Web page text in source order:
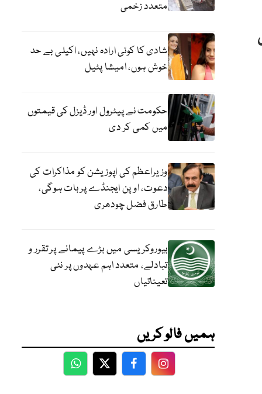
متعدد زخمی
شادی کا کوئی ارادہ نہیں، اکیلی بے حد
خوش ہوں، امیشا پٹیل
حکومت نے پیٹرول اور ڈیزل کی قیمتوں
میں کمی کر دی
وزیراعظم کی اپوزیشن کو مذاکرات کی
دعوت، اوپن ایجنڈے پر بات ہوگی،
طارق فضل چودھری
بیوروکریسی میں بڑے پیمانے پر تقرر و
تبادلے، متعدد اہم عہدوں پر نئی
تعیناتیاں
ہمیں فالو کریں
WhatsApp
TwitterFacebookFacebook